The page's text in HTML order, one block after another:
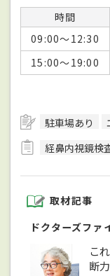
時間
09:00～12:30
15:00～19:00
駐車場あり
経鼻内視鏡検
取材記事
ドクターズファ
こ
断力